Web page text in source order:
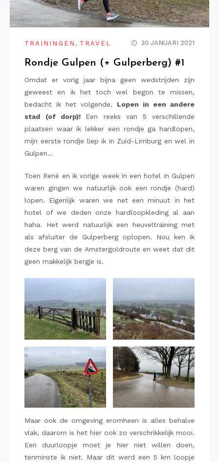
TRAININGEN , TRAVEL 30 JANUARI 2021
Rondje Gulpen (+ Gulperberg) #1
Omdat er vorig jaar bijna geen wedstrijden zijn
geweest en ik het toch wel begon te missen,
bedacht ik het volgende. Lopen in een andere
stad
(of dorp)! Een reeks van 5 verschillende
plaatsen waar ik lekker een rondje ga hardlopen,
mijn eerste rondje liep ik in Zuid-Limburg en wel in
Gulpen…
Toen René en ik vorige week in een hotel in Gulpen
waren gingen we natuurlijk ook een rondje (hard)
lopen. Eigenlijk waren we net een minuut in het
hotel of we deden onze hardloopkleding al aan
haha. Het werd natuurlijk een heuveltraining met
als afsluiter de Gulperberg oplopen. Nou ken ik
deze berg van de Amstergoldroute en weet dat dit
geen makkelijk bergje is.
Maar ook de omgeving eromheen is alles behalve
vlak, daarom is het hier ook zo verschrikkelijk mooi.
Een duurloopje moet je hier niet willen doen,
tenminste ik niet. Maar dit werd een 5 km loopje